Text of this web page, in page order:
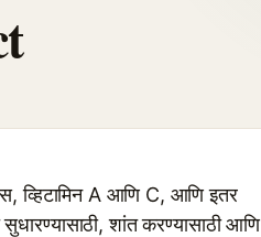
व्हिटामिन A आणि C, आणि इतर
शांत करण्यासाठी आणि